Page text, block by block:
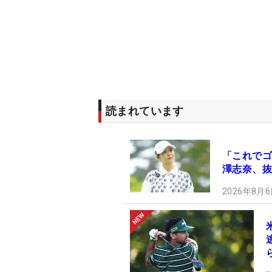
読まれています
「これで
澤志奈、
2026年8月